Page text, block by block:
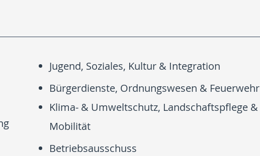
Jugend, Soziales, Kultur & Integration
Bürgerdienste, Ordnungswesen & Feuerwehr
Klima- & Umweltschutz, Landschaftspflege &
Mobilität
Betriebsausschuss